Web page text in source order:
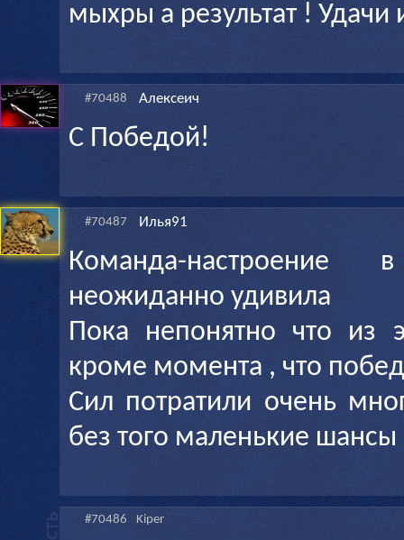
мыхры а результат !
#70488 Алексеич
С Победой!
#70487 Илья91
Команда-
неожиданно удивила
Пока непонятно что из
кроме момента , что
Сил потратили очень
без того маленькие
#70486 Kiper